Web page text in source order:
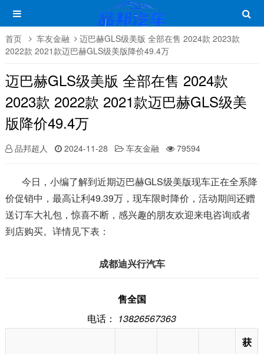
首页 车友金融
迈巴赫GLS级美版 全部在售 2024款 2023款
2022款 2021款迈巴赫GLS级美版降价49.4万
迈巴赫GLS级美版 全部在售 2024款
2023款 2022款 2021款迈巴赫GLS级美
版降价49.4万
品邦超人 2024-11-28 车友金融 79594
今日，小编了解到近期迈巴赫GLS级美版现车正在全系降
价促销中，最高让利49.39万，现车限时降价，活动期间还赠
送订车大礼包，惊喜不断，感兴趣的朋友欢迎来电咨询或者
到店购买。详情见下表：
成都迪兴行汽车
售全国
电话： 13826567363
获